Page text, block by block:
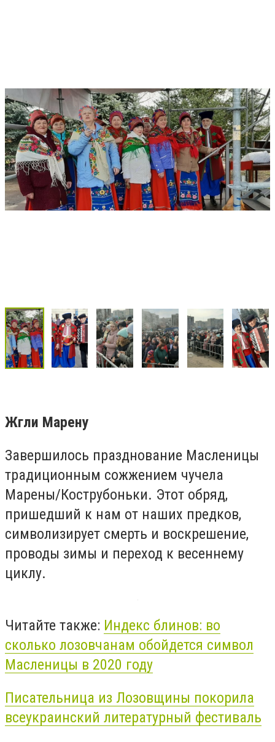
Жгли Марену
Завершилось празднование Масленицы
традиционным сожжением чучела
Марены/Кострубоньки. Этот обряд,
пришедший к нам от наших предков,
символизирует смерть и воскрешение,
проводы зимы и переход к весеннему
циклу.
Читайте также: Индекс блинов: во
сколько лозовчанам обойдется символ
Масленицы в 2020 году
Писательница из Лозовщины покорила
всеукраинский литературный фестиваль